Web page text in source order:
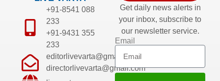
+91-8541 088
233
+91-9431 355
233
editorlivevarta@gmail.com
directorlivevarta@gmail.com
Get daily news alerts in
your inbox, subscribe to
our newsletter service.
Email